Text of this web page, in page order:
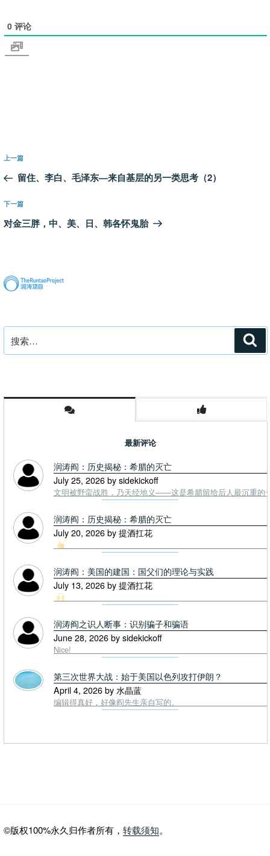
0 评论
文
导
航
上
一
文
章
上一篇
留住、李白、毛泽东—来自基层的另一类思考（2）
下
一
下一篇
对金三胖，中、美、日、韩各怀鬼胎
索：
最新评论
润涛阎：历史揭秘：希腊的灭亡
July 25, 2026 by sidekickoff
文明被野蛮战胜，乃天经地义——这是希腊留给后人最沉重的
润涛阎：历史揭秘：希腊的灭亡
July 20, 2026 by 提酒扛花
润涛阎：美国的建国：国父们的理论与实践
July 13, 2026 by 提酒扛花
润涛阎之识人断事：识别骗子和骗语
June 28, 2026 by sidekickoff
Nice!
第三次世界大战：始于美国以色列攻打伊朗？
April 4, 2026 by 水晶蓝
编辑得真好，好像阎先生亲自写的。
©版权100%永久归作者所有， 转载须知。